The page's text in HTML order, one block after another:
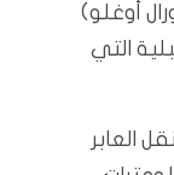
أوغلو)
التي
العابر